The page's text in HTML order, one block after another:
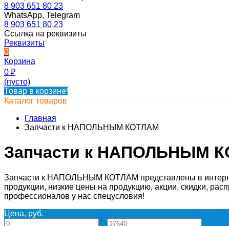
8 903 651 80 23
WhatsApp, Telegram
8 903 651 80 23
Ссылка на реквизиты
Реквизиты
0
Корзина
0 ₽
(пусто)
Товар в корзине!
Каталог товаров
Главная
Запчасти к НАПОЛЬНЫМ КОТЛАМ
Запчасти к НАПОЛЬНЫМ
Запчасти к НАПОЛЬНЫМ КОТЛАМ представлены в
продукции, низкие цены на продукцию, акции, скидки,
профессионалов у нас спецусловия!
Цена, руб.